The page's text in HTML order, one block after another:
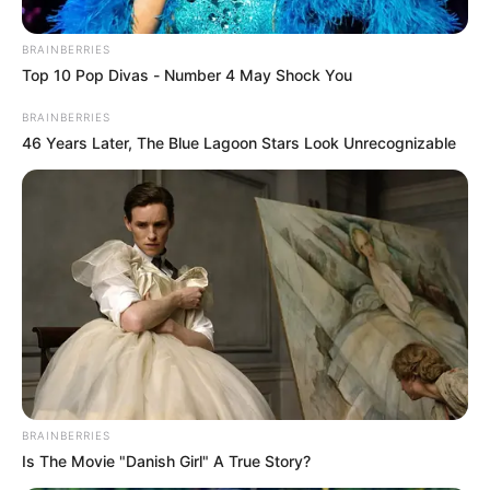
Leidys Rivero
Mueren en extrañas circunstancias una pareja de turistas
holandeses en Cartagena
BRAINBERRIES
Top 10 Pop Divas - Number 4 May Shock You
BRAINBERRIES
46 Years Later, The Blue Lagoon Stars Look Unrecognizable
BRAINBERRIES
Is The Movie "Danish Girl" A True Story?